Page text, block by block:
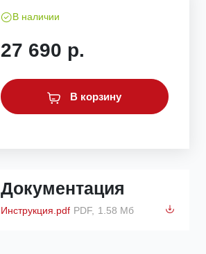
В наличии
27 690 р.
В корзину
Документация
Инструкция.pdf PDF, 1.58 Мб